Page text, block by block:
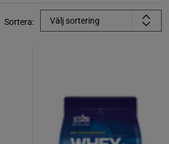
Sortera: Välj sortering